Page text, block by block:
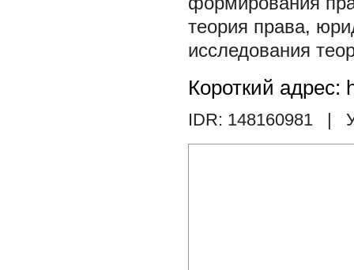
теория права,
исследования
Короткий адрес:
IDR: 148160981 |